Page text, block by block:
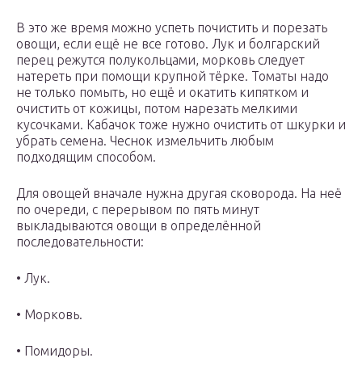
В это же время можно успеть почистить и порезать
овощи, если ещё не все готово. Лук и болгарский
перец режутся полукольцами, морковь следует
натереть при помощи крупной тёрке. Томаты надо
не только помыть, но ещё и окатить кипятком и
очистить от кожицы, потом нарезать мелкими
кусочками. Кабачок тоже нужно очистить от шкурки и
убрать семена. Чеснок измельчить любым
подходящим способом.
Для овощей вначале нужна другая сковорода. На неё
по очереди, с перерывом по пять минут
выкладываются овощи в определённой
последовательности:
• Лук.
• Морковь.
• Помидоры.